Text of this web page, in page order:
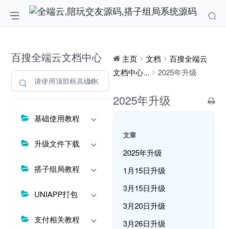
百搜全端云文档中心
⌘K
基础使用教程
升级文件下载
搭子组局教程
UNIAPP打包
支付相关教程
主页 文档
百搜全端云
文档中心...
2025年升级
2025年升级
文章
2025年升级
1月15日升级
3月15日升级
3月20日升级
3月26日升级